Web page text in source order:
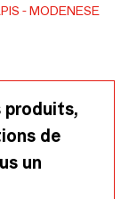
contribuer à
spacieux.
et les
et
MODENESE
produits,
de
un